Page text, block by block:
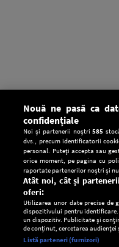
Setări:
Nouă ne pasă ca
confidențiale
Noi și partenerii noștri585
dvs., precum identificatorii
personal. Puteți accepta sau
orice moment, pe pagina cu
raportate partenerilor noștri și
Atât noi, cât și
oferi:
Utilizarea unor date precise de
dispozitivului pentru
un dispozitiv. Publicitate și
de conținut, cercetarea audienței
Listă parteneri (furnizori)